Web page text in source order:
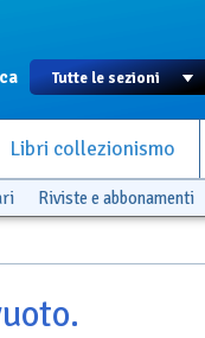
Libri collezionismo
Riviste e abbonamenti